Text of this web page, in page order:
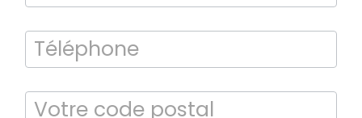
Bilan énergétique
DPE